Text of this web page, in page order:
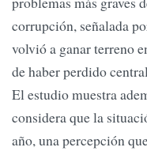
corrupción, señalada
volvió a ganar terreno
de haber perdido
El estudio muestra
considera que la
año, una percepción